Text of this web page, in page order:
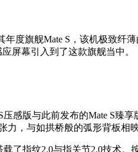
度旗舰Mate S，该机极致纤
屏幕引入到了这款旗舰当中。
感版与此前发布的Mate S臻
力，与如拱桥般的弧形背板相
载了指纹2.0与指关节2.0技术